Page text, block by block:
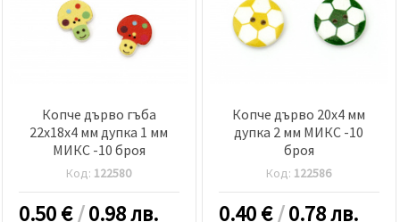
Копче дърво гъба
22x18x4 мм дупка 1 мм
МИКС -10 броя
Код: 122580
0.50€/0.98 лв.
Копче дърво 20x4 мм
дупка 2 мм МИКС -10
броя
Код: 122586
0.40€/0.78 лв.